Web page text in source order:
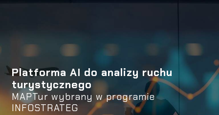
Platforma AI do analizy ruchu
turystycznego
MAPTur wybrany w programie
INFOSTRATEG